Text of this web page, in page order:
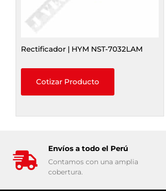
Rectificador | HYM NST-7032LAM
Cotizar Producto
Envíos a todo el Perú
Contamos con una amplia
cobertura.